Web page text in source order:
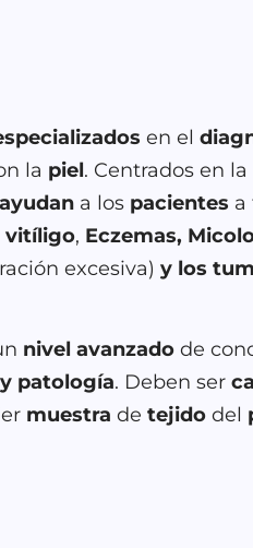
en el
la piel. Centrados en la
ayudan a los pacientes a
vitíligo, Eczemas,
excesiva) y los
nivel avanzado de
patología. Deben ser
muestra de tejido del